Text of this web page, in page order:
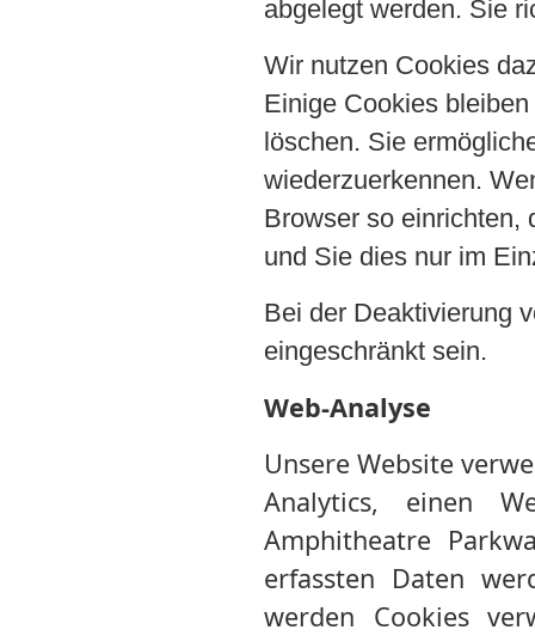
abgelegt werden. Sie
Wir nutzen Cookies
Einige Cookies
löschen. Sie
wiederzuerkennen.
Browser so einrichten,
und Sie dies nur im
Bei der Deaktivierung
eingeschränkt sein.
Web-Analyse
Unsere Website
Analytics, einen
Amphitheatre
erfassten Daten
werden Cookies